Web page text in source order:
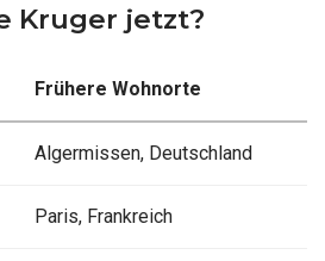
Kruger jetzt?
Frühere Wohnorte
Algermissen, Deutschland
Paris, Frankreich